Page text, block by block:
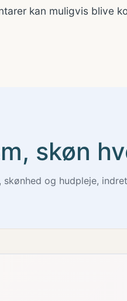
kan muligvis blive
skøn
og hudpleje,